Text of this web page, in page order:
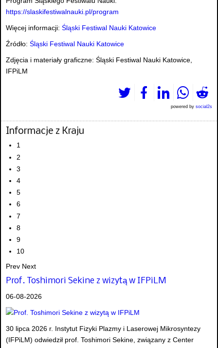
https://slaskifestiwalnauki.pl/program
Więcej informacji: Śląski Festiwal Nauki Katowice
Źródło: Śląski Festiwal Nauki Katowice
Zdjęcia i materiały graficzne: Śląski Festiwal Nauki Katowice,
IFPiLM
powered by social2s
Informacje z Kraju
1
2
3
4
5
6
7
8
9
10
Prev Next
Prof. Toshimori Sekine z wizytą w IFPiLM
06-08-2026
30 lipca 2026 r. Instytut Fizyki Plazmy i Laserowej Mikrosyntezy
(IFPiLM) odwiedził prof. Toshimori Sekine, związany z Center